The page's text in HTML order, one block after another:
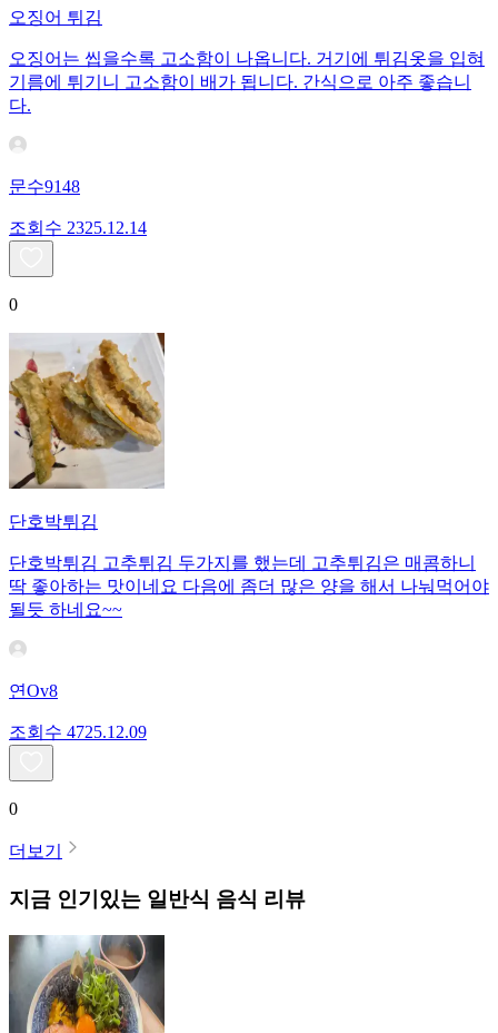
오징어 튀김
오징어는 씹을수록 고소함이 나옵니다. 거기에 튀김옷을 입혀
기름에 튀기니 고소함이 배가 됩니다. 간식으로 아주 좋습니
다.
문수9148
조회수 2325.12.14
0
단호박튀김
단호박튀김 고추튀김 두가지를 했는데 고추튀김은 매콤하니
딱 좋아하는 맛이네요 다음에 좀더 많은 양을 해서 나눠먹어야
될듯 하네요~~
연Ov8
조회수 4725.12.09
0
더보기
지금 인기있는 일반식 음식 리뷰